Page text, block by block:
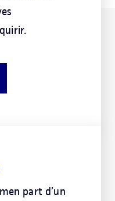
part d’un